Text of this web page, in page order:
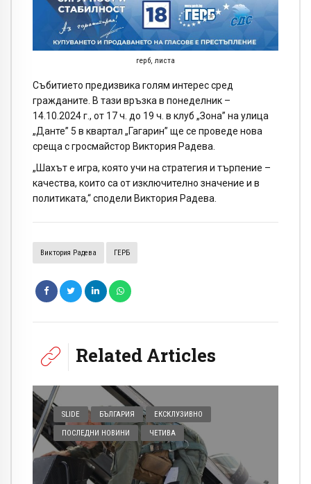
герб, листа
Събитието предизвика голям интерес сред
гражданите. В тази връзка в понеделник –
14.10.2024 г., от 17 ч. до 19 ч. в клуб „Зона” на улица
„Данте” 5 в квартал „Гагарин” ще се проведе нова
среща с гросмайстор Виктория Радева.
„Шахът е игра, която учи на стратегия и търпение –
качества, които са от изключително значение и в
политиката,“ сподели Виктория Радева.
Виктория Радева ГЕРБ
Related Articles
SLIDE БЪЛГАРИЯ ЕКСКЛУЗИВНО
ПОСЛЕДНИ НОВИНИ ЧЕТИВА